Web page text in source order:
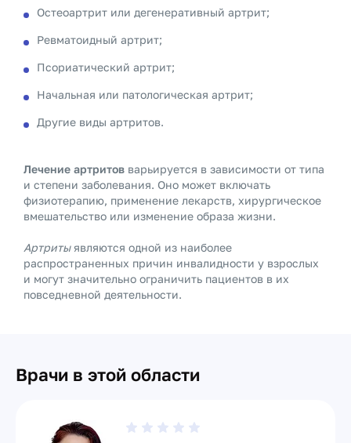
Остеоартрит или дегенеративный артрит;
Ревматоидный артрит;
Псориатический артрит;
Начальная или патологическая артрит;
Другие виды артритов.
Лечение артритов варьируется в зависимости от типа
и степени заболевания. Оно может включать
физиотерапию, применение лекарств, хирургическое
вмешательство или изменение образа жизни.
Артритыявляются одной из наиболее
распространенных причин инвалидности у взрослых
и могут значительно ограничить пациентов в их
повседневной деятельности.
Врачи в этой области